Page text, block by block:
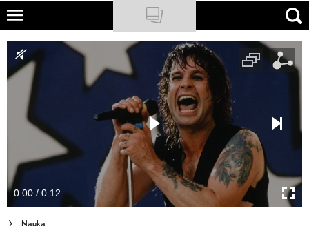
Skip
main
content
NATIONAL GEOGRAPHIC
TRAVELER
PODCASTY
Newsletter
Cuda Polski
0:00 / 0:12
Nauka